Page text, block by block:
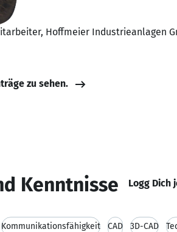
Hoffmeier Industrieanlagen
zu sehen.
Kenntnisse Logg Dich
Kommunikationsfähigkeit CAD 3D-CAD